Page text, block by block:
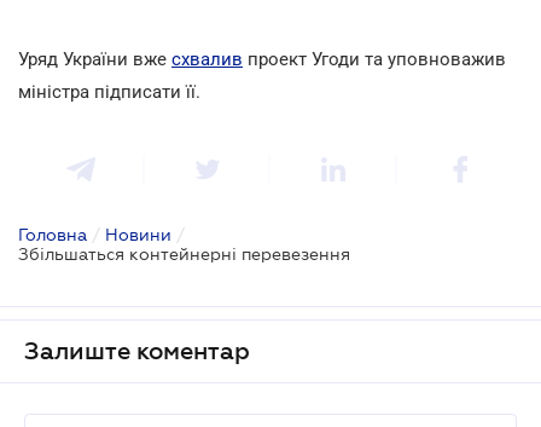
Уряд України вже схвалив проект Угоди та уповноважив
міністра підписати її.
Головна / Новини /
Збільшаться контейнерні перевезення
Залиште коментар